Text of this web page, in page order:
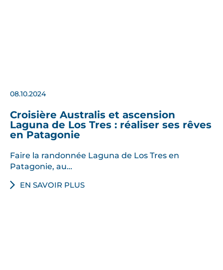
08.10.2024
Croisière Australis et ascension
Laguna de Los Tres : réaliser ses rêves
en Patagonie
Faire la randonnée Laguna de Los Tres en
Patagonie, au…
EN SAVOIR PLUS